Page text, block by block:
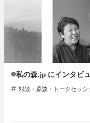
私の森.jp にインタビ
対談・鼎談・トークセッシ